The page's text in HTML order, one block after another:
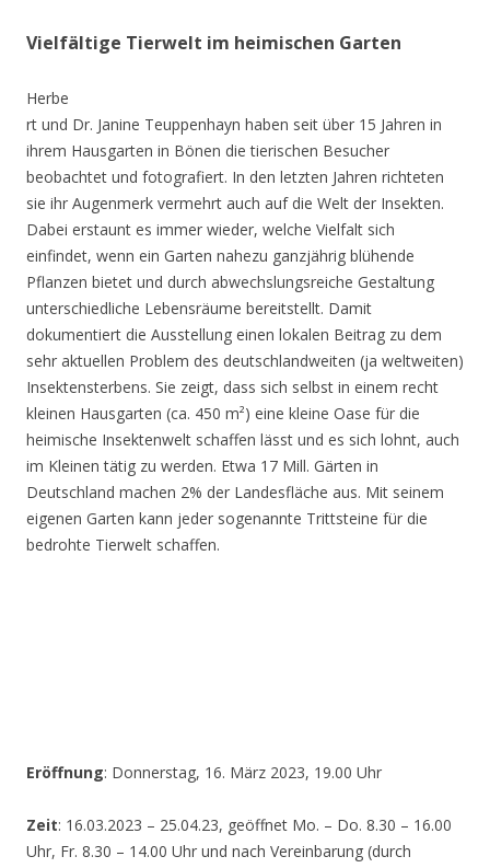
Vielfältige Tierwelt im heimischen Garten
Herbe
rt und Dr. Janine Teuppenhayn haben seit über 15 Jahren in
ihrem Hausgarten in Bönen die tierischen Besucher
beobachtet und fotografiert. In den letzten Jahren richteten
sie ihr Augenmerk vermehrt auch auf die Welt der Insekten.
Dabei erstaunt es immer wieder, welche Vielfalt sich
einfindet, wenn ein Garten nahezu ganzjährig blühende
Pflanzen bietet und durch abwechslungsreiche Gestaltung
unterschiedliche Lebensräume bereitstellt. Damit
dokumentiert die Ausstellung einen lokalen Beitrag zu dem
sehr aktuellen Problem des deutschlandweiten (ja weltweiten)
Insektensterbens. Sie zeigt, dass sich selbst in einem recht
kleinen Hausgarten (ca. 450 m²) eine kleine Oase für die
heimische Insektenwelt schaffen lässt und es sich lohnt, auch
im Kleinen tätig zu werden. Etwa 17 Mill. Gärten in
Deutschland machen 2% der Landesfläche aus. Mit seinem
eigenen Garten kann jeder sogenannte Trittsteine für die
bedrohte Tierwelt schaffen.
Eröffnung: Donnerstag, 16. März 2023, 19.00 Uhr
Zeit: 16.03.2023 – 25.04.23, geöffnet Mo. – Do. 8.30 – 16.00
Uhr, Fr. 8.30 – 14.00 Uhr und nach Vereinbarung (durch